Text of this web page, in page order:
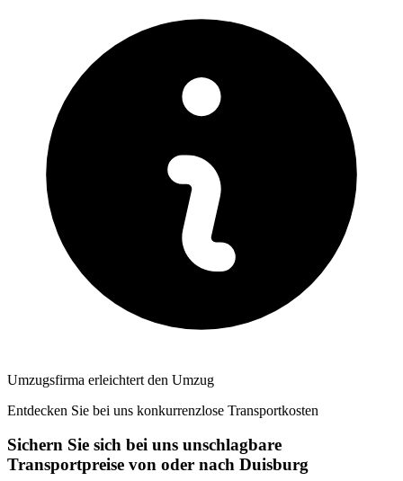
Umzugsfirma erleichtert den Umzug
Entdecken Sie bei uns konkurrenzlose Transportkosten
Sichern Sie sich bei uns unschlagbare
Transportpreise von oder nach Duisburg